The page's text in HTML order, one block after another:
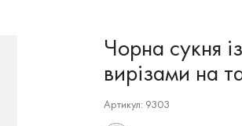
Чорна сукня
вирізами на
Артикул: 9303